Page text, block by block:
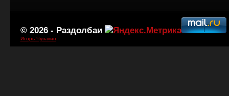
© 2026 - Раздолбаи
Игорь Чувакин